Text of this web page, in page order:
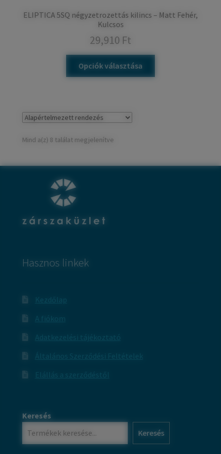
ELIPTICA 5SQ négyzetrozettás kilincs – Matt Fehér,
Kulcsos
29,910 Ft
Opciók választása
Mind a(z) 8 találat megjelenítve
Hasznos linkek
Keresés
Keresés